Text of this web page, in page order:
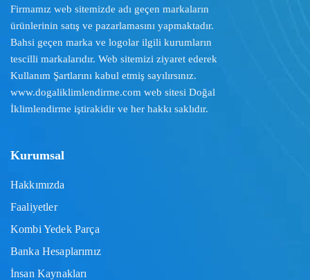
Firmamız web sitemizde adı geçen markaların
ürünlerinin satış ve pazarlamasını yapmaktadır.
Bahsi geçen marka ve logolar ilgili kurumların
tescilli markalarıdır. Web sitemizi ziyaret ederek
Kullanım Şartlarını kabul etmiş sayılırsınız.
www.dogaliklimlendirme.com web sitesi Doğal
İklimlendirme iştirakidir ve her hakkı saklıdır.
Kurumsal
Hakkımızda
Faaliyetler
Kombi Yedek Parça
Banka Hesaplarımız
İnsan Kaynakları